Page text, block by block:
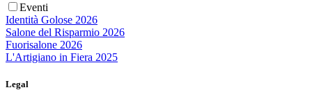
Eventi
Identità Golose 2026
Salone del Risparmio 2026
Fuorisalone 2026
L'Artigiano in Fiera 2025
Legal